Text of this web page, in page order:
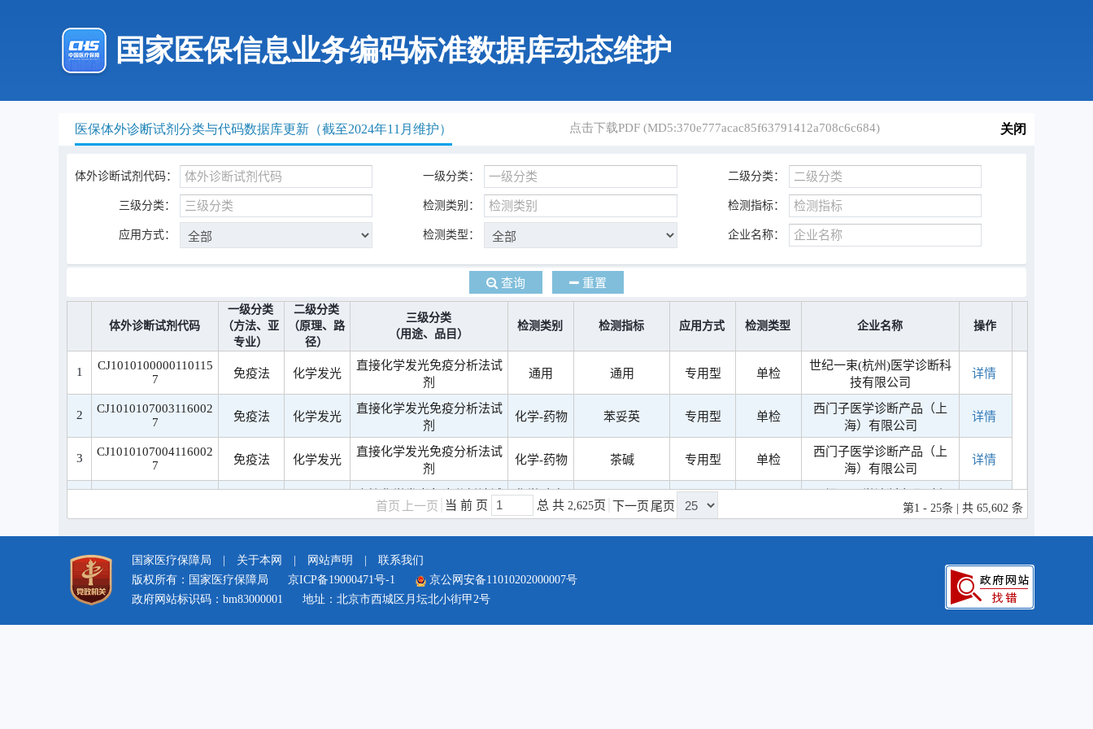
国家医保信息业务编码标准数据库动态维护
医保体外诊断试剂分类与代码数据库更新（截至2024年11月维护） 点击下载PDF (MD5:370e777acac85f63791412a708c6c684) 关闭
国家医疗保障局 关于本网 网站声明
联系我们
版权所有：国家医疗保障局
京ICP备19000471号-1
京公网安备11010202000007号
政府网站标识码：bm83000001
地址：北京市西城区月坛北小街甲2号